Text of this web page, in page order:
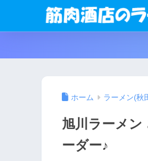
ホーム ラーメン(秋
旭川ラーメン
ーダー♪